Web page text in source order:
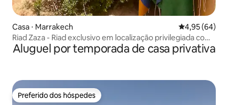
Casa ⋅ Marrakech 4,95 de uma
4,95 (64)
Riad Zaza - Riad exclusivo em localização privilegiada com
piscina
Aluguel por temporada de casa privativa
Preferido dos hóspedes
Preferido dos hóspedes